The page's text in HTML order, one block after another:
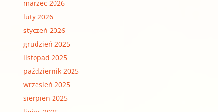
marzec 2026
luty 2026
styczeń 2026
grudzień 2025
listopad 2025
październik 2025
wrzesień 2025
sierpień 2025